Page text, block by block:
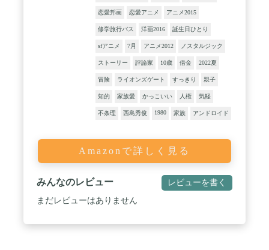
恋愛邦画 恋愛アニメ アニメ2015
修学旅行バス 洋画2016 誕生日ひとり
sfアニメ 7月 アニメ2012 ノスタルジック
ストーリー 評論家 10歳 借金 2022夏
冒険 ライオンズゲート すっきり 親子
知的 家族愛 かっこいい 人権 気軽
不条理 西島秀俊 1980 家族 アンドロイド
Amazonで詳しく見る
みんなのレビュー レビューを書く
まだレビューはありません